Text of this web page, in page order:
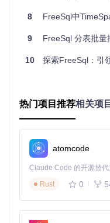
：订单处理成
40%，系统异常恢复时
FreeSql功能架构图
企业权限系统：数据访
技术方案：利用FreeSql
滤，通过定义权限过滤
确保用户只能访问授权
实施效果 ：权限代码复
实施指南：技术选
技术选型决策框架
8 FreeSql中
9 FreeSql 分表批量
10 探索FreeSql：引
热门项目推荐相关项
atomcode
Rust
0